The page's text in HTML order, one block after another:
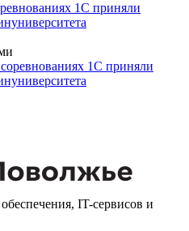
1С приняли
IT-сервисов и